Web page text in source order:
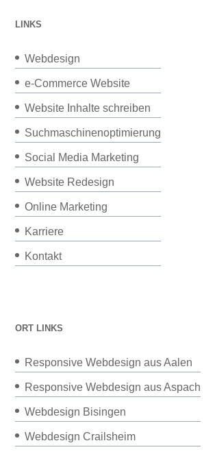
LINKS
Webdesign
e-Commerce Website
Website Inhalte schreiben
Suchmaschinenoptimierung
Social Media Marketing
Website Redesign
Online Marketing
Karriere
Kontakt
ORT LINKS
Responsive Webdesign aus Aalen
Responsive Webdesign aus Aspach
Webdesign Bisingen
Webdesign Crailsheim